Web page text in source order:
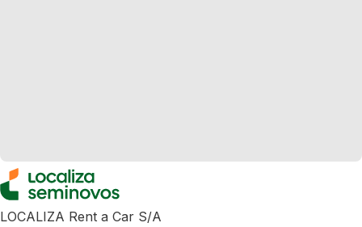
LOCALIZA Rent a Car S/A